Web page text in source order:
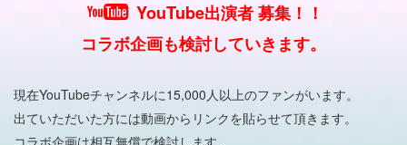
YouTube出演者 募集！！
コラボ企画も検討していきます。
現在YouTubeチャンネルに15,000人以上のファンがいます。
出ていただいた方には動画からリンクを貼らせて頂きます。